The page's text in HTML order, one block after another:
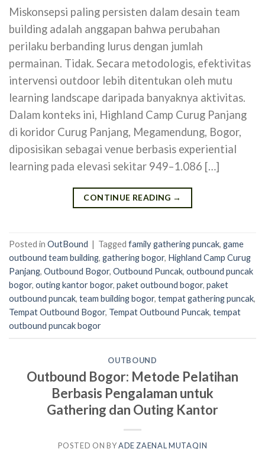
Miskonsepsi paling persisten dalam desain team
building adalah anggapan bahwa perubahan
perilaku berbanding lurus dengan jumlah
permainan. Tidak. Secara metodologis, efektivitas
intervensi outdoor lebih ditentukan oleh mutu
learning landscape daripada banyaknya aktivitas.
Dalam konteks ini, Highland Camp Curug Panjang
di koridor Curug Panjang, Megamendung, Bogor,
diposisikan sebagai venue berbasis experiential
learning pada elevasi sekitar 949–1.086 […]
CONTINUE READING →
Posted in OutBound | Tagged family gathering puncak, game
outbound team building, gathering bogor, Highland Camp Curug
Panjang, Outbound Bogor, Outbound Puncak, outbound puncak
bogor, outing kantor bogor, paket outbound bogor, paket
outbound puncak, team building bogor, tempat gathering puncak,
Tempat Outbound Bogor, Tempat Outbound Puncak, tempat
outbound puncak bogor
OUTBOUND
Outbound Bogor: Metode Pelatihan
Berbasis Pengalaman untuk
Gathering dan Outing Kantor
POSTED ON BYADE ZAENAL MUTAQIN